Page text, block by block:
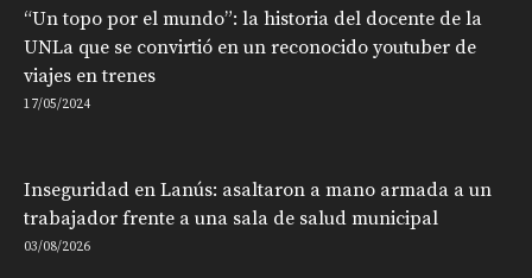
“Un topo por el mundo”: la historia del docente de la
UNLa que se convirtió en un reconocido youtuber de
viajes en trenes
17/05/2024
Inseguridad en Lanús: asaltaron a mano armada a un
trabajador frente a una sala de salud municipal
03/08/2026